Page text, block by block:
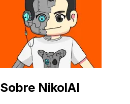
Sobre NikolAI